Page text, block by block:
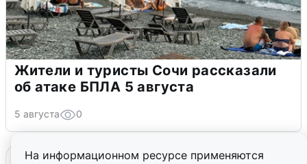
На информационном ресурсе применяются
Жители и туристы Сочи рассказали
об атаке БПЛА 5 августа
5 августа 0